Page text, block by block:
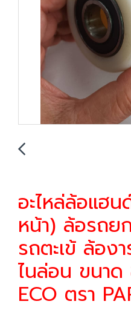
อะไหล่ล้อแฮ
หน้า) ล้อรถย
รถตะเข้ ล้อง
ไนล่อน ขนา
ECO ตรา